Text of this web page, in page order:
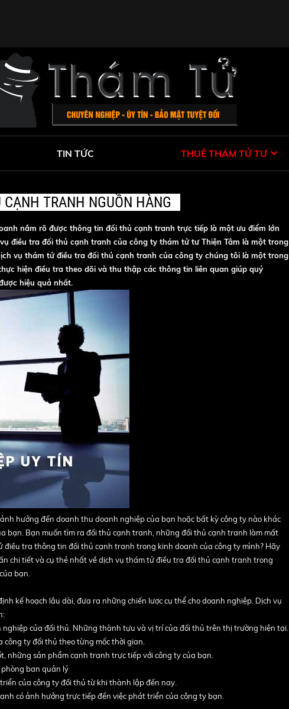
TIN TỨC THUÊ THÁM TỬ TƯ
TRANH NGUỒN HÀNG
nắm rõ được thông tin đối thủ cạnh tranh trực tiếp là một ưu điểm lớn
điều tra đối thủ cạnh tranh của công ty thám tử tư Thiện Tâm là một trong
vụ thám tử điều tra đối thủ cạnh tranh của công ty chúng tôi là một trong
hiện điều tra theo dõi và thu thập các thông tin liên quan giúp quý
hiệu quả nhất.
hưởng đến doanh thu doanh nghiệp của bạn hoặc bất kỳ công ty nào khác
bạn. Bạn muốn tìm ra đối thủ cạnh tranh, những đối thủ cạnh tranh làm mất
tra thông tin đối thủ cạnh tranh trong kinh doanh của công ty mình? Hãy
chi tiết và cụ thẻ nhất về dịch vụ thám tử điều tra đối thủ cạnh tranh trong
bạn.
kế hoạch lâu dài, đưa ra những chiến lược cụ thể cho doanh nghiệp. Dịch vụ
của đối thủ. Những thành tựu và vị trí của đối thủ trên thị trường hiện tại.
ty đối thủ theo từng mốc thời gian.
những sản phẩm cạnh tranh trực tiếp với công ty của bạn.
phòng ban quản lý
của công ty đối thủ từ khi thành lập đến nay.
có ảnh hưởng trực tiếp đến việc phát triển của công ty bạn.